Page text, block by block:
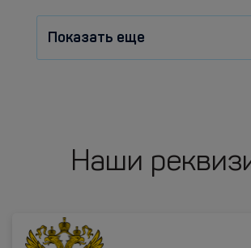
Показать еще
Наши